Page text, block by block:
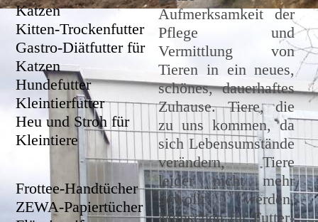
Katzen
Kitten-Trockenfutter
Gastro-Diätfutter für
Katzen
Hundefutter
Kleintierfutter
Heu und Stroh für
Kleintiere
Frottee-Handtücher
ZEWA-Papiertücher
Aufmerksamkeit der
Pflege und
Vermittlung von
Tieren in ein neues,
schönes, dauerhaftes
Zuhause. Tiere, die
zu uns kommen, da
sich Lebensumstände
verändern, Tiere
leider nicht mehr
gewollt werden,
Menschen für Futter-